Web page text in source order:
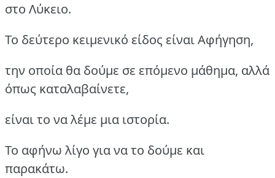
στο Λύκειο.
Το δεύτερο κειμενικό είδος είναι Αφήγηση,
την οποία θα δούμε σε επόμενο μάθημα, αλλά
όπως καταλαβαίνετε,
είναι το να λέμε μια ιστορία.
Το αφήνω λίγο για να το δούμε και
παρακάτω.